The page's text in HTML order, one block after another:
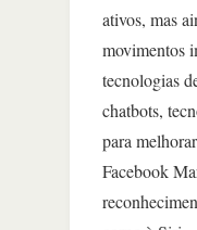
ativos, mas
movimentos
tecnologias
chatbots,
para
Facebook